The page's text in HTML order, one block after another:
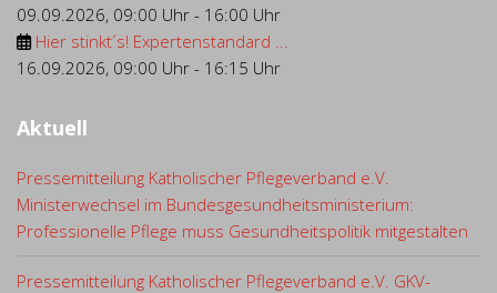
09.09.2026, 09:00 Uhr - 16:00 Uhr
Hier stinkt´s! Expertenstandard ...
16.09.2026, 09:00 Uhr - 16:15 Uhr
Aktuell
Pressemitteilung Katholischer Pflegeverband e.V.
Ministerwechsel im Bundesgesundheitsministerium:
Professionelle Pflege muss Gesundheitspolitik mitgestalten
Pressemitteilung Katholischer Pflegeverband e.V. GKV-